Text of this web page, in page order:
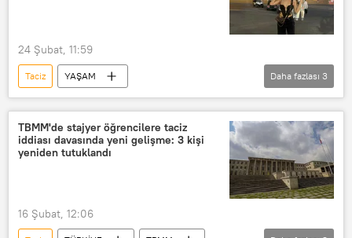
24 Şubat, 11:59
Taciz
YAŞAM
Emniyet Genel Müdürlüğü (EGM)
Kadına yönelik taciz
Simge Ünal
Daha fazlası 3
TBMM'de stajyer öğrencilere taciz
iddiası davasında yeni gelişme: 3 kişi
yeniden tutuklandı
16 Şubat, 12:06